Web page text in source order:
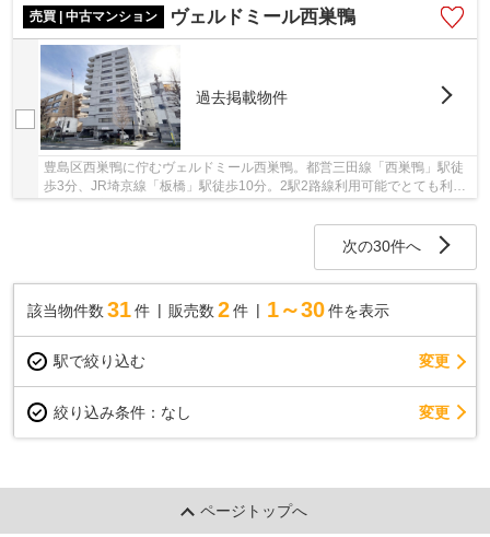
売買 | 中古マンション
ヴェルドミール西巣鴨
過去掲載物件
豊島区西巣鴨に佇むヴェルドミール西巣鴨。都営三田線「西巣鴨」駅徒
歩3分、JR埼京線「板橋」駅徒歩10分。2駅2路線利用可能でとても利便
次の30件へ
該当物件数 31件 販売数 2 件 1～30 件を表示
駅で絞り込む 変更
絞り込み条件： なし 変更
ページトップへ